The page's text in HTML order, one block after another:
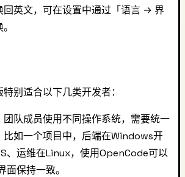
回英文，可在设置中通过「语言 → 界
别适合以下几类开发者：
团队成员使用不同操作系统，需要统一
比如一个项目中，后端在Windows开
、运维在Linux，使用OpenCode可以
面保持一致。